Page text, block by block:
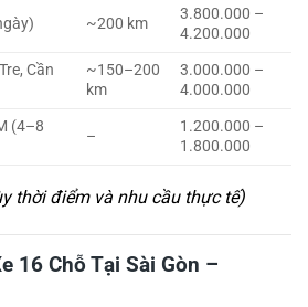
~200 km
3.800.000 –
4.200.000
Cần
~150–200
km
3.000.000 –
4.000.000
(4–8
–
1.200.000 –
1.800.000
thời điểm và nhu cầu thực tế)
16 Chỗ Tại Sài Gòn –